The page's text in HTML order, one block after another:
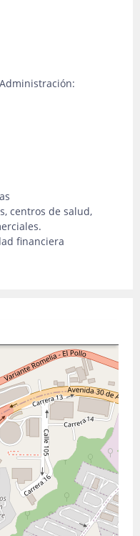
centros de salud,
financiera